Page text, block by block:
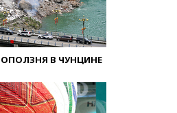
В ЧУНЦИНЕ